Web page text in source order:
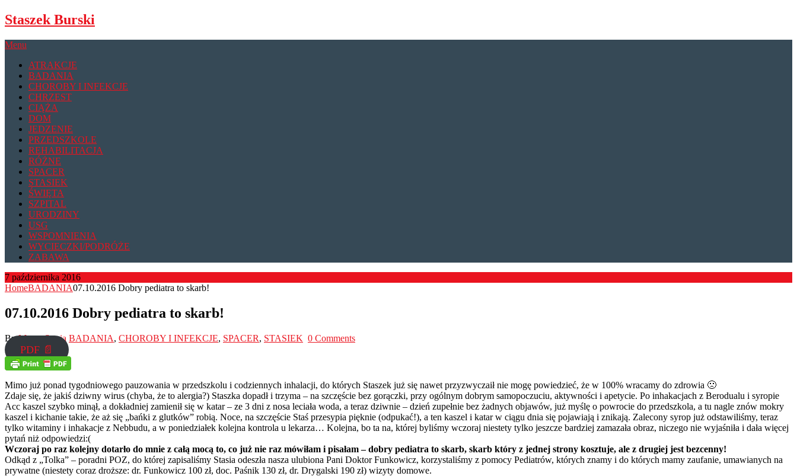
Skip
to
content
Staszek Burski
Menu
ATRAKCJE
BADANIA
CHOROBY I INFEKCJE
CHRZEST
CIĄŻA
DOM
JEDZENIE
PRZEDSZKOLE
REHABILITACJA
RÓŻNE
SPACER
STASIEK
ŚWIĘTA
SZPITAL
URODZINY
USG
WSPOMNIENIA
WYCIECZKI/PODRÓŻE
ZABAWA
7 października 2016
HomeBADANIA07.10.2016 Dobry pediatra to skarb!
07.10.2016 Dobry pediatra to skarb!
ByMama Stasia BADANIA, CHOROBY I INFEKCJE, SPACER, STASIEK 0 Comments
PDF 📄
Mimo już ponad tygodniowego pauzowania w przedszkolu i codziennych inhalacji, do których Staszek już się nawet przyzwyczaił nie mogę powiedzieć, że w 100% wracamy do zdrowia 🙁
Zdaje się, że jakiś dziwny wirus (chyba, że to alergia?) Staszka dopadł i trzyma – na szczęście bez gorączki, przy ogólnym dobrym samopoczuciu, aktywności i apetycie. Po inhakacjach z Berodualu i syropie
Acc kaszel szybko minął, a dokładniej zamienił się w katar – ze 3 dni z nosa leciała woda, a teraz dziwnie – dzień zupełnie bez żadnych objawów, już myślę o powrocie do przedszkola, a tu nagle znów mokry
kaszel i kichanie takie, że aż się „bańki z glutków” robią. Noce, na szczęście Staś przesypia pięknie (odpukać!), a ten kaszel i katar w ciągu dnia się pojawiają i znikają. Zalecony syrop już odstawiliśmy, teraz
tylko witaminy i inhakacje z Nebbudu, a w poniedziałek kolejna kontrola u lekarza… Kolejna, bo ta na, której byliśmy wczoraj niestety tylko jeszcze bardziej zamazała obraz, niczego nie wyjaśniła i dała więcej
pytań niż odpowiedzi:(
Wczoraj po raz kolejny dotarło do mnie z całą mocą to, co już nie raz mówiłam i pisałam – dobry pediatra to skarb, skarb który z jednej strony kosztuje, ale z drugiej jest bezcenny!
Odkąd z „Tolka” – poradni POZ, do której zapisaliśmy Stasia odeszła nasza ulubiona Pani Doktor Funkowicz, korzystaliśmy z pomocy Pediatrów, których znamy i do których mamy zaufanie, umawianych na
prywatne (niestety coraz droższe: dr. Funkowicz 100 zł, doc. Paśnik 130 zł, dr. Drygalski 190 zł) wizyty domowe.